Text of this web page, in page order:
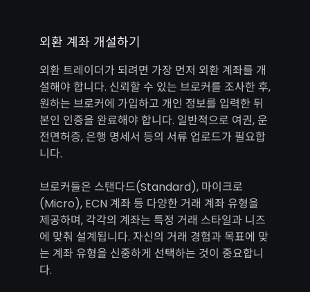
외환 계좌 개설하기
외환 트레이더가 되려면 가장 먼저 외환 계좌를 개
설해야 합니다. 신뢰할 수 있는 브로커를 조사한 후,
원하는 브로커에 가입하고 개인 정보를 입력한 뒤
본인 인증을 완료해야 합니다. 일반적으로 여권, 운
전면허증, 은행 명세서 등의 서류 업로드가 필요합
니다.
브로커들은 스탠다드(Standard), 마이크로
(Micro), ECN 계좌 등 다양한 거래 계좌 유형을
제공하며, 각각의 계좌는 특정 거래 스타일과 니즈
에 맞춰 설계됩니다. 자신의 거래 경험과 목표에 맞
는 계좌 유형을 신중하게 선택하는 것이 중요합니
다.